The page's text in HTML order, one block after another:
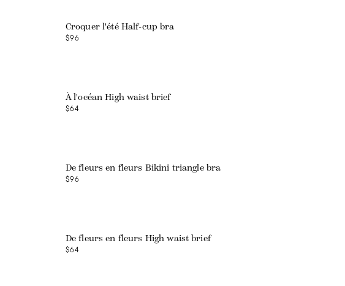
Croquer l'été Half-cup bra
$96
À l'océan High waist brief
$64
De fleurs en fleurs Bikini triangle bra
$96
De fleurs en fleurs High waist brief
$64